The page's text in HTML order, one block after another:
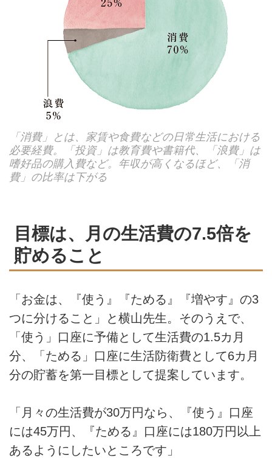
「消費」とは、家賃や食費などの日常生活における
必要経費。「投資」は教育費や書籍代、「浪費」は
嗜好品の購入費など。年収が高くなるほど、「消
費」の比率は下がる
目標は、月の生活費の7.5倍を
貯めること
「お金は、『使う』『ためる』『増やす』の3
つに分けること」と横山先生。そのうえで、
「使う」口座に予備として生活費の1.5カ月
分、「ためる」口座に生活防衛費として6カ月
分の貯蓄を第一目標として提案しています。
「月々の生活費が30万円なら、『使う』口座
には45万円、『ためる』口座には180万円以上
あるようにしたいところです」